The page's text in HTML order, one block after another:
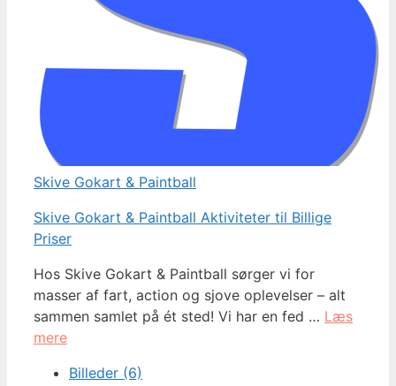
Skive Gokart & Paintball
Skive Gokart & Paintball Aktiviteter til Billige
Priser
Hos Skive Gokart & Paintball sørger vi for
masser af fart, action og sjove oplevelser – alt
sammen samlet på ét sted! Vi har en fed … Læs
mere
Billeder (6)